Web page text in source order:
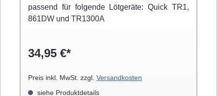
passend für folgende Lötgeräte: Quick TR1,
861DW und TR1300A
34,95 €*
Preis inkl. MwSt. zzgl. Versandkosten
siehe Produktdetails